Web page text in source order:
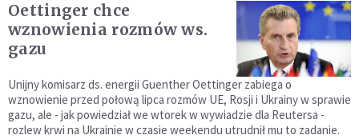
Oettinger chce
wznowienia rozmów ws.
gazu
Unijny komisarz ds. energii Guenther Oettinger zabiega o
wznowienie przed połową lipca rozmów UE, Rosji i Ukrainy w sprawie
gazu, ale - jak powiedział we wtorek w wywiadzie dla Reutersa -
rozlew krwi na Ukrainie w czasie weekendu utrudnił mu to zadanie.